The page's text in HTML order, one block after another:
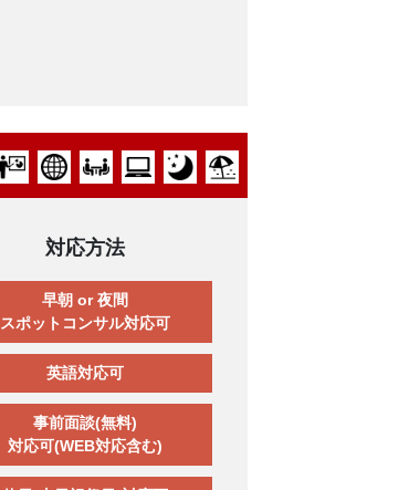
対応方法
早朝 or 夜間
スポットコンサル対応可
英語対応可
事前面談(無料)
対応可(WEB対応含む)